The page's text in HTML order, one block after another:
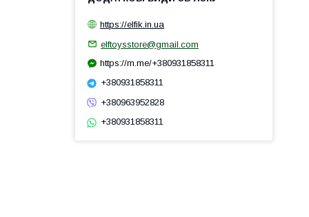
https://elfik.in.ua
elftoysstore@gmail.com
https://m.me/+380931858311
+380931858311
+380963952828
+380931858311